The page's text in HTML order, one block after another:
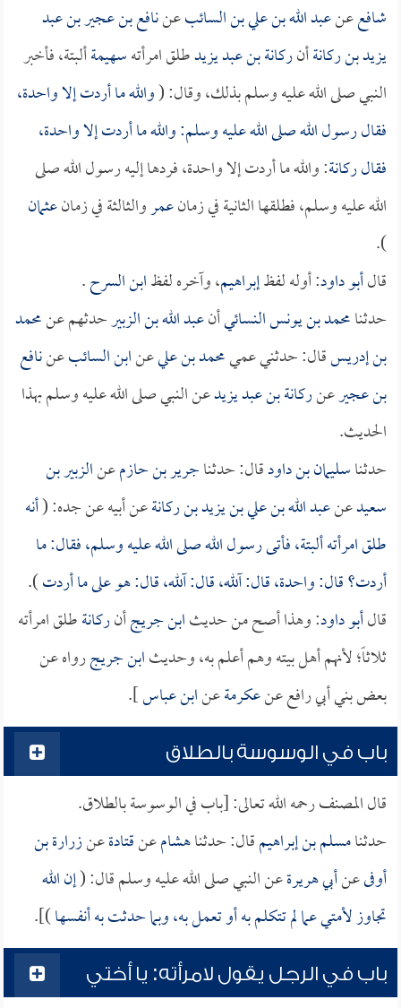
شافععنعبد الله بن علي بن السائبعننافع بن عجير بن عبد
يزيد بن ركانةأنركانة بن عبد يزيدطلق امرأتهسهيمةألبتة، فأخبر
النبي صلى الله عليه وسلم بذلك، وقال: (والله ما أردت إلا واحدة،
فقال رسول الله صلى الله عليه وسلم: والله ما أردت إلا واحدة،
فقالركانة: والله ما أردت إلا واحدة، فردها إليه رسول الله صلى
الله عليه وسلم، فطلقها الثانية في زمانعمروالثالثة في زمانعثمان
).
قالأبو داود: أوله لفظإبراهيم، وآخره لفظابن السرح.
حدثنامحمد بن يونس النسائيأنعبد الله بن الزبيرحدثهم عنمحمد
بن إدريسقال: حدثني عميمحمد بن عليعنابن السائبعننافع
بن عجيرعنركانة بن عبد يزيدعن النبي صلى الله عليه وسلم بهذا
الحديث.
حدثناسليمان بن داودقال: حدثناجرير بن حازمعنالزبير بن
سعيدعنعبد الله بن علي بن يزيد بن ركانةعن أبيه عن جده: (أنه
طلق امرأته ألبتة، فأتى رسول الله صلى الله عليه وسلم، فقال: ما
أردت؟ قال: واحدة، قال: آلله، قال: آلله، قال: هو على ما أردت).
قالأبو داود: وهذا أصح من حديثابن جريجأنركانةطلق امرأته
ثلاثاً؛ لأنهم أهل بيته وهم أعلم به، وحديثابن جريجرواه عن
بعض بني أبي رافع عنعكرمةعنابن عباس].
باب في الوسوسة بالطلاق
قال المصنف رحمه الله تعالى: [باب في الوسوسة بالطلاق.
حدثنامسلم بن إبراهيمقال: حدثناهشامعنقتادةعنزرارة بن
أوفىعنأبي هريرةعن النبي صلى الله عليه وسلم قال: (إن الله
تجاوز لأمتي عما لم تتكلم به أو تعمل به، وبما حدثت به أنفسها)].
باب في الرجل يقول لامرأته: يا أختي